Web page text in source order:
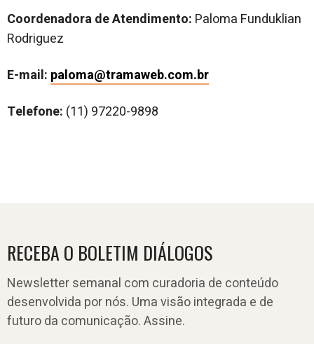
Coordenadora de Atendimento: Paloma Funduklian
Rodriguez
E-mail: paloma@tramaweb.com.br
Telefone: (11) 97220-9898
RECEBA O BOLETIM DIÁLOGOS
Newsletter semanal com curadoria de conteúdo
desenvolvida por nós. Uma visão integrada e de
futuro da comunicação. Assine.